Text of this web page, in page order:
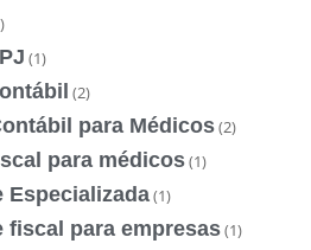
(1)
(2)
para Médicos(2)
para médicos(1)
Especializada(1)
fiscal para empresas(1)